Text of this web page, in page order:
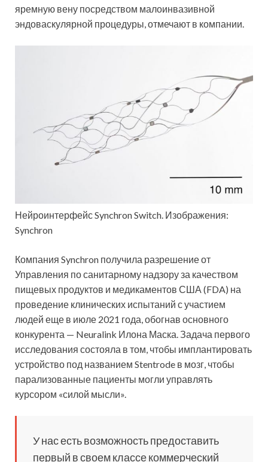
яремную вену посредством малоинвазивной
эндоваскулярной процедуры, отмечают в компании.
Нейроинтерфейс Synchron Switch. Изображения:
Synchron
Компания Synchron получила разрешение от
Управления по санитарному надзору за качеством
пищевых продуктов и медикаментов США (FDA) на
проведение клинических испытаний с участием
людей еще в июле 2021 года, обогнав основного
конкурента — Neuralink Илона Маска. Задача первого
исследования состояла в том, чтобы имплантировать
устройство под названием Stentrode в мозг, чтобы
парализованные пациенты могли управлять
курсором «силой мысли».
У нас есть возможность предоставить
первый в своем классе коммерческий